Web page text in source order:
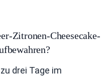
Zitronen-Cheesecake-
drei Tage im